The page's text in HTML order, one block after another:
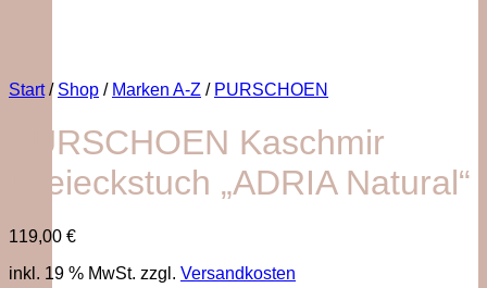
Start / Shop / Marken A-Z / PURSCHOEN
PURSCHOEN Kaschmir
Dreieckstuch „ADRIA Natural“
119,00 €
inkl. 19 % MwSt. zzgl. Versandkosten